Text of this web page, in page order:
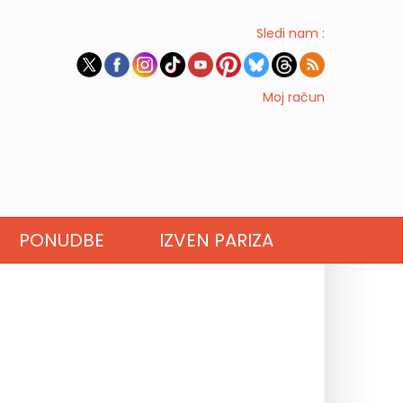
Sledi nam :
Moj račun
PONUDBE IZVEN PARIZA